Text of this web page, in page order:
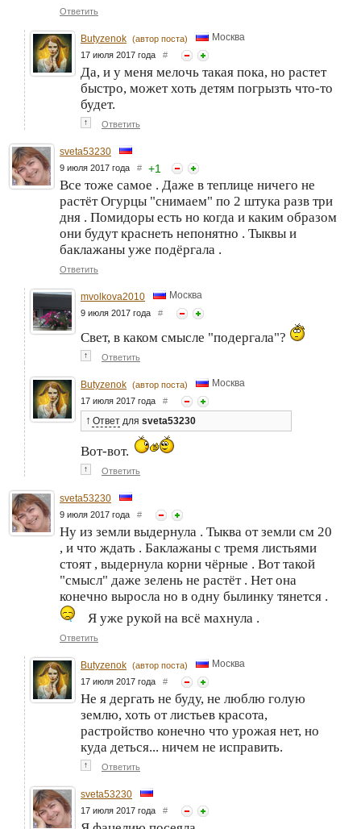
Ответить
Butyzenok (автор поста) Москва
17 июля 2017 года #
Да, и у меня мелочь такая пока, но растет
быстро, может хоть детям погрызть что-то
будет.
↑ Ответить
sveta53230
9 июля 2017 года # +1
Все тоже самое . Даже в теплице ничего не
растёт Огурцы "снимаем" по 2 штука разв три
дня . Помидоры есть но когда и каким образом
они будут краснеть непонятно . Тыквы и
баклажаны уже подёргала .
Ответить
mvolkova2010 Москва
9 июля 2017 года #
Свет, в каком смысле "подергала"?
↑ Ответить
Butyzenok (автор поста) Москва
17 июля 2017 года #
↑ Ответ для sveta53230
Вот-вот.
↑ Ответить
sveta53230
9 июля 2017 года #
Ну из земли выдернула . Тыква от земли см 20
, и что ждать . Баклажаны с тремя листьями
стоят , выдернула корни чёрные . Вот такой
"смысл" даже зелень не растёт . Нет она
конечно выросла но в одну былинку тянется .
Я уже рукой на всё махнула .
Ответить
Butyzenok (автор поста) Москва
17 июля 2017 года #
Не я дергать не буду, не люблю голую
землю, хоть от листьев красота,
растройство конечно что урожая нет, но
куда деться... ничем не исправить.
↑ Ответить
sveta53230
17 июля 2017 года #